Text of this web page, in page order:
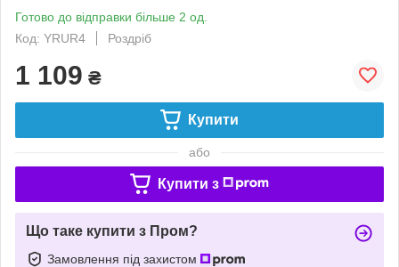
Готово до відправки більше 2 од.
Код: YRUR4
Роздріб
1 109 ₴
Купити
або
Купити з
Що таке купити з Пром?
Замовлення під захистом